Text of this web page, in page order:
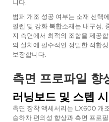
니다.
범퍼 개조 성공 여부는 소재 선택
필렌 및 강화 복합소재는 내구성,
지 측면에서 최적의 조합을 제공
의 설치에 필수적인 정밀한 적합
보장합니다.
측면 프로파일 향
러닝보드 및 스텝
측면 장착 액세서리는 LX600 개
승하차 편의성 향상과 측면 프로